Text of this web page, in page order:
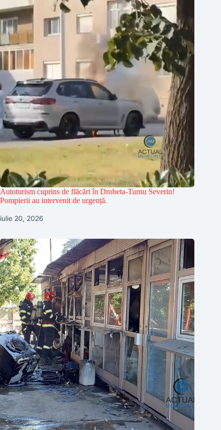
Autoturism cuprins de flăcări în Drobeta-Turnu Severin!
Pompierii au intervenit de urgență.
iulie 20, 2026